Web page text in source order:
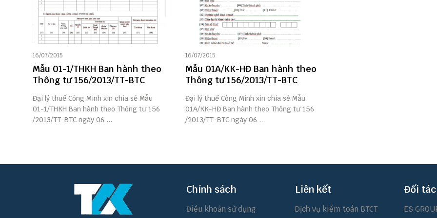
16/07/2015
Mẫu 01-1/THKH Ban hành theo
Thông tư 156/2013/TT-BTC
Đại lý thuế Công Minh xin chia sẻ Mẫu
01-1/THKH Ban hành theo Thông tư 156
/2013/TT-BTC ngày 06 ...
16/07/2015
Mẫu 01A/KK-HĐ Ban hành theo
Thông tư 156/2013/TT-BTC
Đại lý thuế Công Minh xin chia sẻ Mẫu
01A/KK-HĐ Ban hành theo Thông tư 156
/2013/TT-BTC ngày 06 ...
Chính sách
Điều khoản sử dụng
Liên kết
Dịch vụ kiểm toán BTCT
Đối tác
ES